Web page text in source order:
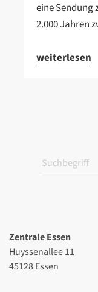
eine Sendung
2.000 Jahren
weiterlesen
Zentrale Essen
Huyssenallee 11
45128 Essen